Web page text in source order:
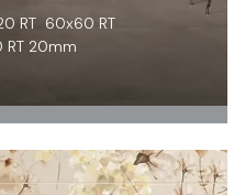
RT 60x60 RT
RT 20mm